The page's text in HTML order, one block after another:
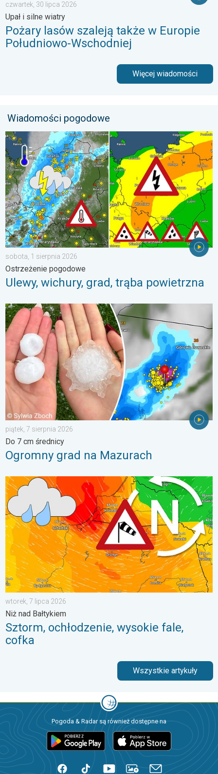
czwartek, 30 lipca 2026
Upał i silne wiatry
Pożary lasów szaleją także w Europie
Południowo-Wschodniej
Więcej wiadomości
Wiadomości pogodowe
Ulewy, wichury, grad, trąba powietrzna. Ostrzeżenie
sobota, 1 sierpnia 2026
Ostrzeżenie pogodowe
Ulewy, wichury, grad, trąba powietrzna
Ogromny grad na Mazurach. Do 7 cm średnicy. . . piątek, 7
piątek, 7 sierpnia 2026
Do 7 cm średnicy
Ogromny grad na Mazurach
Sztorm, ochłodzenie, wysokie fale, cofka. Niż nad Bałtykiem.
wtorek, 7 lipca 2026
Niż nad Bałtykiem
Sztorm, ochłodzenie, wysokie fale,
cofka
Wszystkie artykuły
Pogoda & Radar są również dostępne na